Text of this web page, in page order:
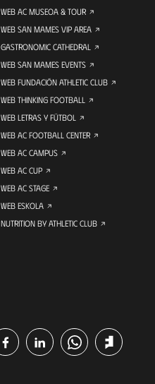
WEB AC MUSEOA & TOUR
WEB SAN MAMES VIP AREA
GASTRONOMIC CATHEDRAL
WEB SAN MAMES EVENTS
WEB FUNDACIÓN ATHLETIC CLUB
WEB THINKING FOOTBALL
WEB LETRAS Y FÚTBOL
WEB AC FOOTBALL CENTER
WEB AC CAMPUS
WEB AC CUP
WEB AC STAGE
WEB ESKOLA
NUTRITION BY ATHLETIC CLUB